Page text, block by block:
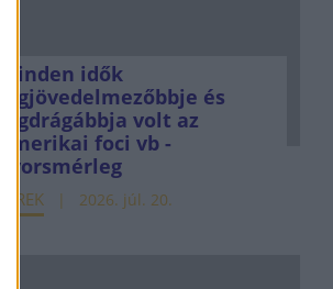
Minden idők
legjövedelmezőbbje és
legdrágábbja volt az
amerikai foci vb -
gyorsmérleg
HÍREK 2026. júl. 20.